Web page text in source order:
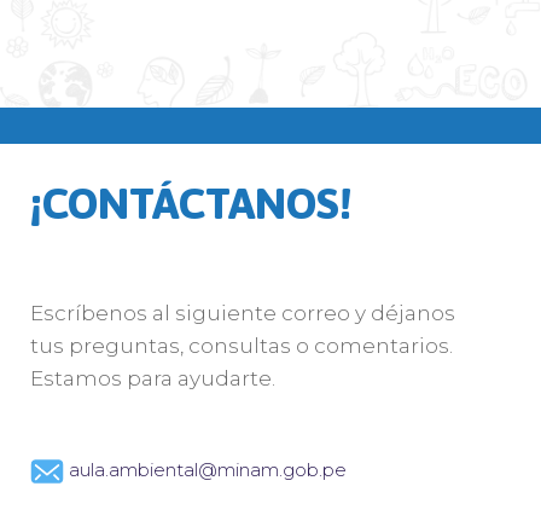
¡CONTÁCTANOS!
Escríbenos al siguiente correo y déjanos
tus preguntas, consultas o comentarios.
Estamos para ayudarte.
aula.ambiental@minam.gob.pe